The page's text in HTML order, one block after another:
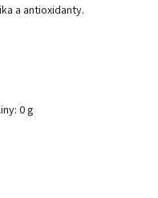
a antioxidanty.
0 g